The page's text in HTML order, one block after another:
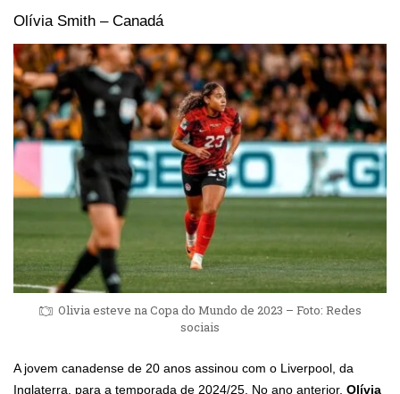
Olívia Smith – Canadá
Olivia esteve na Copa do Mundo de 2023 – Foto: Redes
sociais
A jovem canadense de 20 anos assinou com o Liverpool, da
Inglaterra, para a temporada de 2024/25. No ano anterior, Olívia